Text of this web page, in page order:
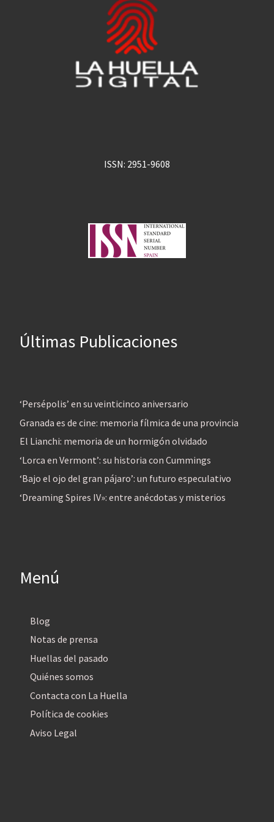
ISSN: 2951-9608
Últimas Publicaciones
‘Persépolis’ en su veinticinco aniversario
Granada es de cine: memoria fílmica de una provincia
El Lianchi: memoria de un hormigón olvidado
‘Lorca en Vermont’: su historia con Cummings
‘Bajo el ojo del gran pájaro’: un futuro especulativo
‘Dreaming Spires IV»: entre anécdotas y misterios
Menú
Blog
Notas de prensa
Huellas del pasado
Quiénes somos
Contacta con La Huella
Política de cookies
Aviso Legal